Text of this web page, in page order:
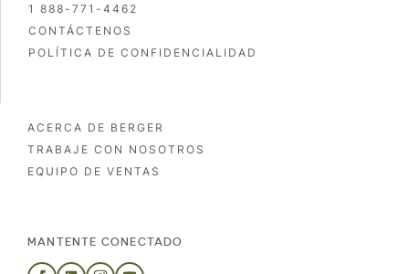
1 888-771-4462
CONTÁCTENOS
POLÍTICA DE CONFIDENCIALIDAD
ACERCA DE BERGER
TRABAJE CON NOSOTROS
EQUIPO DE VENTAS
MANTENTE CONECTADO